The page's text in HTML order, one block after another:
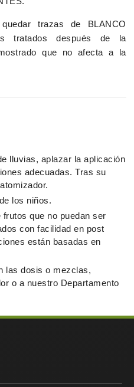
trazas de BLANCO
tratados después de la
que no afecta a la
lluvias, aplazar la aplicación
adecuadas. Tras su
los niños.
que no puedan ser
con facilidad en post
están basadas en
las dosis o mezclas,
o a nuestro Departamento